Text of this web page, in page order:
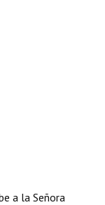
a la Señora